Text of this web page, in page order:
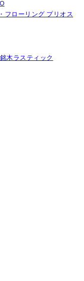
フローリング プリオス
木ラスティック